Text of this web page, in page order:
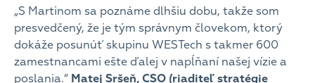
„S Martinom sa poznáme dlhšiu dobu, takže som
presvedčený, že je tým správnym človekom, ktorý
dokáže posunúť skupinu WESTech s takmer 600
zamestnancami ešte ďalej v napĺňaní našej vízie a
poslania.“ Matej Sršeň, CSO (riaditeľ stratégie